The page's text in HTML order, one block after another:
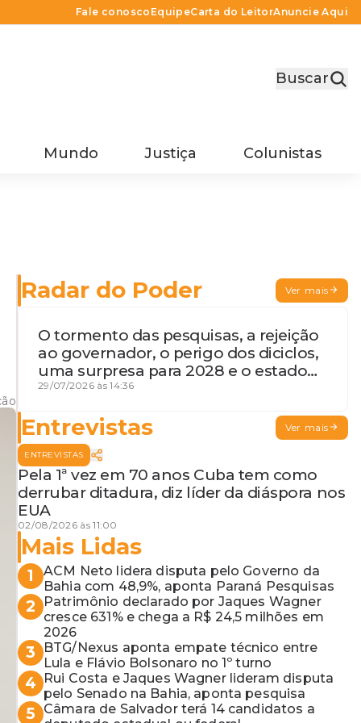
Fale conosco EquipeCarta do LeitorAnuncie Aqui
Buscar
Mundo Justiça Colunistas
Radar do Poder Ver mais
O tormento das pesquisas, a rejeição
ao governador, o perigo dos diciclos,
uma surpresa para 2028 e o estado
de terceira guerra mundial
29/07/2026 às 14:36
Entrevistas Ver mais
ENTREVISTAS
Pela 1ª vez em 70 anos Cuba tem como
derrubar ditadura, diz líder da diáspora nos
EUA
02/08/2026 às 11:00
Mais Lidas
1
ACM Neto lidera disputa pelo Governo da
Bahia com 48,9%, aponta Paraná Pesquisas
2
Patrimônio declarado por Jaques Wagner
cresce 631% e chega a R$ 24,5 milhões em
2026
3
BTG/Nexus aponta empate técnico entre
Lula e Flávio Bolsonaro no 1º turno
4
Rui Costa e Jaques Wagner lideram disputa
pelo Senado na Bahia, aponta pesquisa
5
Câmara de Salvador terá 14 candidatos a